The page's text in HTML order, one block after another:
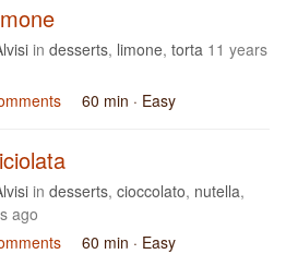
in desserts, limone, torta 11 years
60 min · Easy
in desserts, cioccolato, nutella,
ago
60 min · Easy